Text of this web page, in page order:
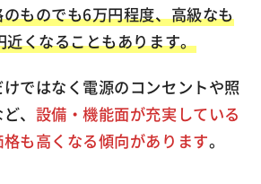
ものでも6万円程度、高級なも
くなることもあります。
ではなく電源のコンセントや照
、 設備・機能面が充実している
も高くなる傾向があります。